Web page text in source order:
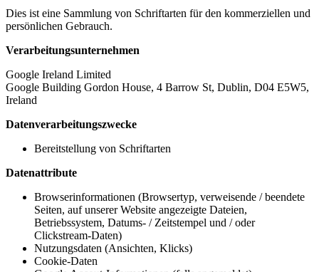
Dies ist eine Sammlung von Schriftarten für den kommerziellen und
persönlichen Gebrauch.
Verarbeitungsunternehmen
Google Ireland Limited
Google Building Gordon House, 4 Barrow St, Dublin, D04 E5W5,
Ireland
Datenverarbeitungszwecke
Bereitstellung von Schriftarten
Datenattribute
Browserinformationen (Browsertyp, verweisende / beendete
Seiten, auf unserer Website angezeigte Dateien,
Betriebssystem, Datums- / Zeitstempel und / oder
Clickstream-Daten)
Nutzungsdaten (Ansichten, Klicks)
Cookie-Daten